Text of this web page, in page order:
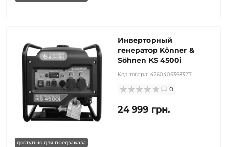
доступно для предзаказа
Инверторный
генератор Könner &
Söhnen KS 4500i
Код товара: 4260405368327
0
24 999 грн.